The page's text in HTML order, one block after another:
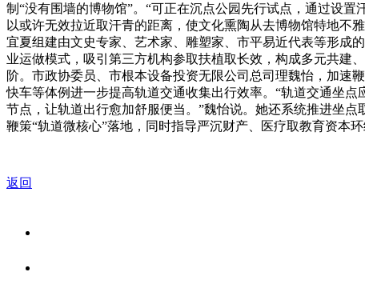
制“没有围墙的博物馆”。“可正在沉点公园先行试点，通过设
以或许无效拉近取汗青的距离，使文化熏陶从去博物馆特地不
宜夏组建由文史专家、艺术家、雕塑家、市平易近代表等形成
业运做模式，吸引第三方机构参取扶植取长效，构成多元共建
阶。市政协委员、市根本设备投资无限公司总司理魏怡，加速
快车等体例进一步提高轨道交通收集出行效率。“轨道交通坐
节点，让轨道出行愈加舒服便当。”魏怡说。她还系统推进坐
鞭策“轨道微核心”落地，同时指导严沉财产、医疗取教育资本环
返回